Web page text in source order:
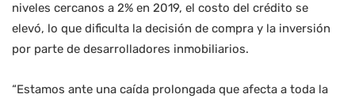
niveles cercanos a 2% en 2019, el costo del crédito se
elevó, lo que dificulta la decisión de compra y la inversión
por parte de desarrolladores inmobiliarios.
“Estamos ante una caída prolongada que afecta a toda la